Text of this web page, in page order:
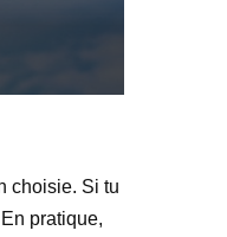
choisie. Si tu
pratique,